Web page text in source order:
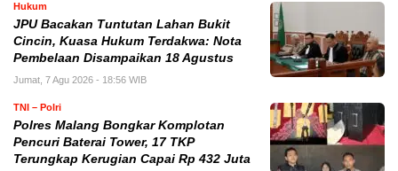
Hukum
JPU Bacakan Tuntutan Lahan Bukit
Cincin, Kuasa Hukum Terdakwa: Nota
Pembelaan Disampaikan 18 Agustus
Jumat, 7 Agu 2026 - 18:56 WIB
TNI – Polri
Polres Malang Bongkar Komplotan
Pencuri Baterai Tower, 17 TKP
Terungkap Kerugian Capai Rp 432 Juta